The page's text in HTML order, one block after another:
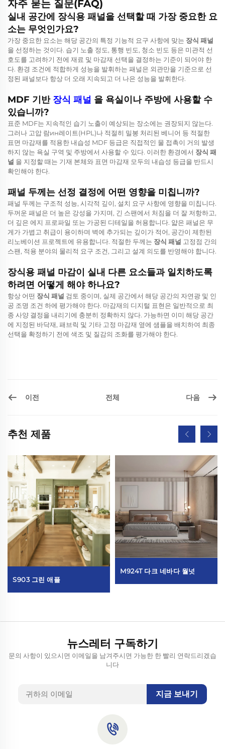
자주 묻는 질문(FAQ)
실내 공간에 장식용 패널을 선택할 때 가장 중요한 요
소는 무엇인가요?
가장 중요한 요소는 해당 공간의 특정 기능적 요구 사항에 맞는 장식 패널
을 선정하는 것이다. 습기 노출 정도, 통행 빈도, 청소 빈도 등은 미관적 선
호도를 고려하기 전에 재료 및 마감재 선택을 결정하는 기준이 되어야 한
다. 환경 조건에 적합하게 성능을 발휘하는 패널은 외관만을 기준으로 선
정된 패널보다 항상 더 오래 지속되고 더 나은 성능을 발휘한다.
MDF 기반 장식 패널 을 욕실이나 주방에 사용할 수
있습니까?
표준 MDF는 지속적인 습기 노출이 예상되는 장소에는 권장되지 않는다.
그러나 고압 람ин레이트(HPL)나 적절히 밀봉 처리된 베니어 등 적절한
표면 마감재를 적용한 내습성 MDF 등급은 직접적인 물 접촉이 거의 발생
하지 않는 욕실 구역 및 주방에서 사용할 수 있다. 이러한 환경에서 장식 패
널 을 지정할 때는 기재 본체와 표면 마감재 모두의 내습성 등급을 반드시
확인해야 한다.
패널 두께는 선정 결정에 어떤 영향을 미칩니까?
패널 두께는 구조적 성능, 시각적 깊이, 설치 요구 사항에 영향을 미칩니다.
두꺼운 패널은 더 높은 강성을 가지며, 긴 스팬에서 처짐을 더 잘 저항하고,
더 깊은 에지 프로파일 또는 가공된 디테일을 허용합니다. 얇은 패널은 무
게가 가볍고 취급이 용이하며 벽에 추가되는 깊이가 적어, 공간이 제한된
리노베이션 프로젝트에 유용합니다. 적절한 두께는 장식 패널 고정점 간의
스팬, 적용 분야의 물리적 요구 조건, 그리고 설계 의도를 반영해야 합니다.
장식용 패널 마감이 실내 다른 요소들과 일치하도록
하려면 어떻게 해야 하나요?
항상 어떤 장식 패널 검토 중이며, 실제 공간에서 해당 공간의 자연광 및 인
공 조명 조건 하에 평가해야 한다. 마감재의 디지털 표현은 일반적으로 최
종 사양 결정을 내리기에 충분히 정확하지 않다. 가능하면 이미 해당 공간
에 지정된 바닥재, 패브릭 및 기타 고정 마감재 옆에 샘플을 배치하여 최종
선택을 확정하기 전에 색조 및 질감의 조화를 평가해야 한다.
이전 전체 다음
추천 제품
S903 그린 애플
M924T 다크 네바다 월넛
뉴스레터 구독하기
문의 사항이 있으시면 이메일을 남겨주시면 가능한 한 빨리 연락드리겠습
니다
지금 보내기